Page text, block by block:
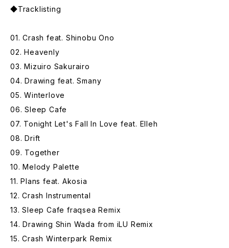
◆Tracklisting
01. Crash feat. Shinobu Ono
02. Heavenly
03. Mizuiro Sakurairo
04. Drawing feat. Smany
05. Winterlove
06. Sleep Cafe
07. Tonight Let's Fall In Love feat. Elleh
08. Drift
09. Together
10. Melody Palette
11. Plans feat. Akosia
12. Crash Instrumental
13. Sleep Cafe fraqsea Remix
14. Drawing Shin Wada from iLU Remix
15. Crash Winterpark Remix